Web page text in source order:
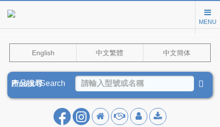
MENU
English 中文繁體 中文簡体
Product Search
產品搜尋
产品搜寻